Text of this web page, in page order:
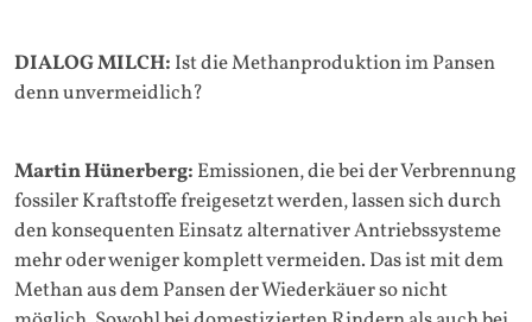
DIALOG MILCH: Ist die Methanproduktion im Pansen
denn unvermeidlich?
Martin Hünerberg: Emissionen, die bei der Verbrennung
fossiler Kraftstoffe freigesetzt werden, lassen sich durch
den konsequenten Einsatz alternativer Antriebssysteme
mehr oder weniger komplett vermeiden. Das ist mit dem
Methan aus dem Pansen der Wiederkäuer so nicht